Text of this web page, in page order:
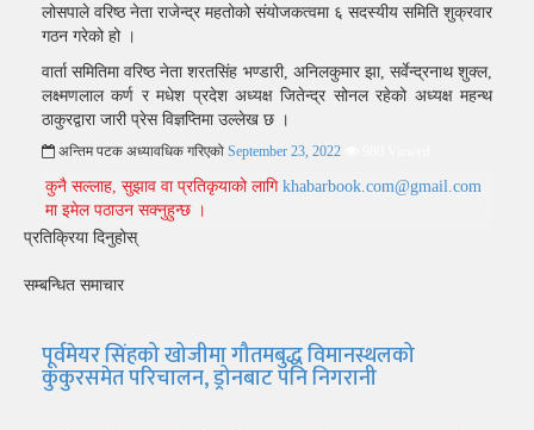
लोसपाले वरिष्ठ नेता राजेन्द्र महतोको संयोजकत्वमा ६ सदस्यीय समिति शुक्रवार
गठन गरेको हो ।
वार्ता समितिमा वरिष्ठ नेता शरतसिंह भण्डारी, अनिलकुमार झा, सर्वेन्द्रनाथ शुक्ल,
लक्ष्मणलाल कर्ण र मधेश प्रदेश अध्यक्ष जितेन्द्र सोनल रहेको अध्यक्ष महन्थ
ठाकुरद्वारा जारी प्रेस विज्ञप्तिमा उल्लेख छ ।
अन्तिम पटक अध्यावधिक गरिएको September 23, 2022
कुनै सल्लाह, सुझाव वा प्रतिकृयाको लागि khabarbook.com@gmail.com
मा इमेल पठाउन सक्नुहुन्छ ।
प्रतिक्रिया दिनुहोस्
सम्बन्धित समाचार
पूर्वमेयर सिंहको खोजीमा गौतमबुद्ध विमानस्थलको
कुकुरसमेत परिचालन, ड्रोनबाट पनि निगरानी